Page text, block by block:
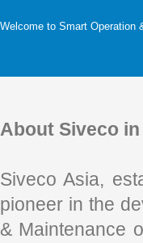
Welcome to Smart Operation
About Siveco in
Siveco Asia,
pioneer in the
& Maintenance